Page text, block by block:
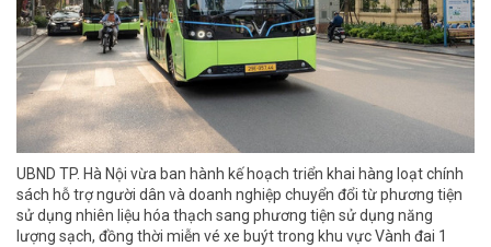
UBND TP. Hà Nội vừa ban hành kế hoạch triển khai hàng loạt chính
sách hỗ trợ người dân và doanh nghiệp chuyển đổi từ phương tiện
sử dụng nhiên liệu hóa thạch sang phương tiện sử dụng năng
lượng sạch, đồng thời miễn vé xe buýt trong khu vực Vành đai 1